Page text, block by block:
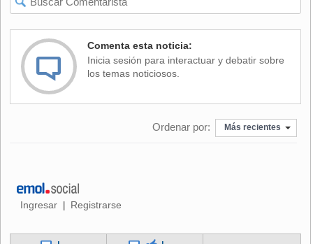
y desmoralizados por las presiones y las críticas que
siguieron luego de la Eurocopa 2004.
Sus regresos probaron el viejo adagio de que la forma
cumplió 34 años el 23 junio, el mismo día que Francia
El capitán francés anunció que después del Mundial, que
finaliza el 9 de julio, se retirará del fútbol. Figo, quien
abierto después de haber jugado con vigor y energía y
Comenta esta noticia:
Inicia sesión para interactuar y debatir sobre
los temas noticiosos.
Ordenar por: Más recientes
Ingresar Registrarse